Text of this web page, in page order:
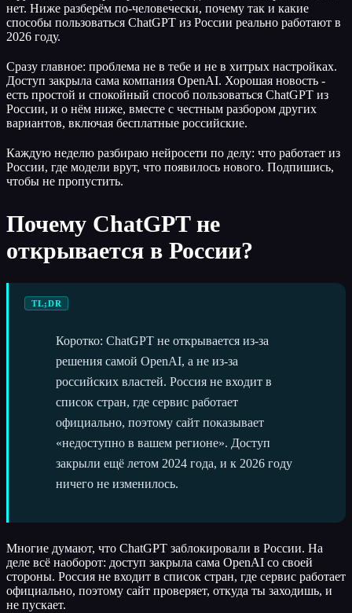
нет. Ниже разберём по-человечески, почему так и какие
способы пользоваться ChatGPT из России реально работают в
2026 году.
Сразу главное: проблема не в тебе и не в хитрых настройках.
Доступ закрыла сама компания OpenAI. Хорошая новость -
есть простой и спокойный способ пользоваться ChatGPT из
России, и о нём ниже, вместе с честным разбором других
вариантов, включая бесплатные российские.
Каждую неделю разбираю нейросети по делу: что работает из
России, где модели врут, что появилось нового. Подпишись,
чтобы не пропустить.
Почему ChatGPT не
открывается в России?
TL;DR
Коротко: ChatGPT не открывается из-за
решения самой OpenAI, а не из-за
российских властей. Россия не входит в
список стран, где сервис работает
официально, поэтому сайт показывает
«недоступно в вашем регионе». Доступ
закрыли ещё летом 2024 года, и к 2026 году
ничего не изменилось.
Многие думают, что ChatGPT заблокировали в России. На
деле всё наоборот: доступ закрыла сама OpenAI со своей
стороны. Россия не входит в список стран, где сервис работает
официально, поэтому сайт проверяет, откуда ты заходишь, и
не пускает.